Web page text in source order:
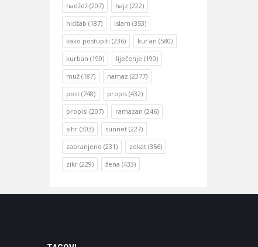
hadždž (207) hajz (222)
hidžab (187) islam (353)
kako postupiti (236) kur'an (580)
kurban (190) liječenje (190)
muž (187) namaz (2377)
post (748) propis (432)
propisi (207) ramazan (246)
sihr (303) sunnet (227)
zabranjeno (231) zekat (356)
zikr (229) žena (433)